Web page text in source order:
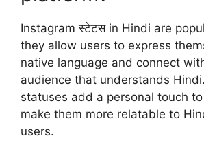
Instagram स्टेटस in Hindi are
they allow users to express
native language and connect
audience that understands
statuses add a personal touch
make them more relatable to
users.